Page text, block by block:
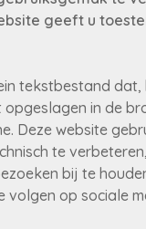
aan de
geeft u
tekstbestand
in de
Deze website
te
bij te
volgen op sociale